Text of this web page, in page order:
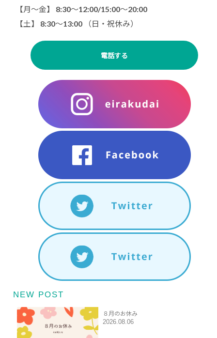
【月〜金】 8:30～12:00/15:00〜20:00
【土】 8:30〜13:00 （日・祝休み）
電話する
NEW POST
８月のお休み
2026.08.06